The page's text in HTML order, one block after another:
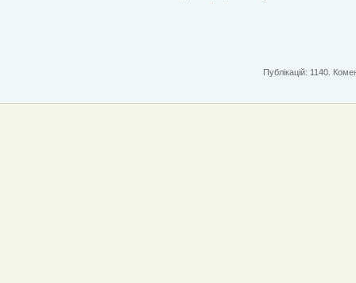
Публікацій: 1140.